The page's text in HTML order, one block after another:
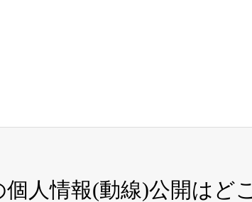
人情報(動線)公開はどこ